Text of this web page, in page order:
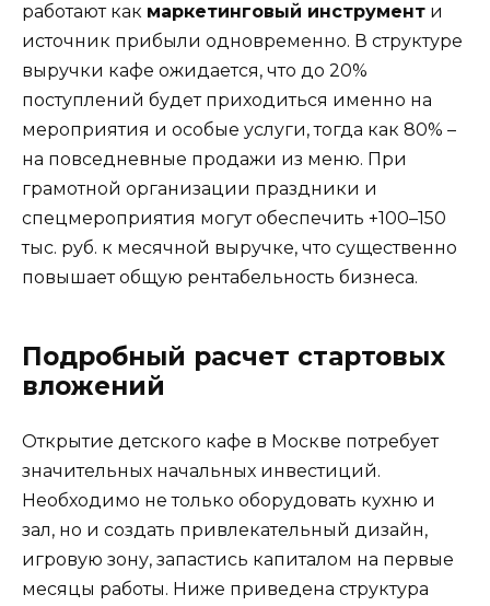
работают как маркетинговый инструмент и
источник прибыли одновременно. В структуре
выручки кафе ожидается, что до 20%
поступлений будет приходиться именно на
мероприятия и особые услуги, тогда как 80% –
на повседневные продажи из меню. При
грамотной организации праздники и
спецмероприятия могут обеспечить +100–150
тыс. руб. к месячной выручке, что существенно
повышает общую рентабельность бизнеса.
Подробный расчет стартовых
вложений
Открытие детского кафе в Москве потребует
значительных начальных инвестиций.
Необходимо не только оборудовать кухню и
зал, но и создать привлекательный дизайн,
игровую зону, запастись капиталом на первые
месяцы работы. Ниже приведена структура